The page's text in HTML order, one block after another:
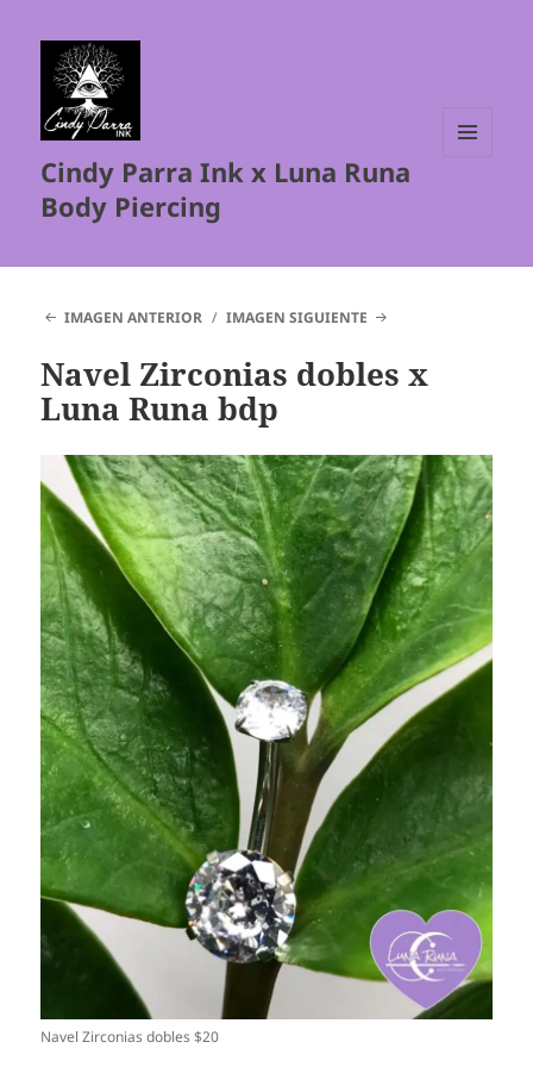
Cindy Parra Ink x Luna Runa
Body Piercing
IMAGEN ANTERIOR IMAGEN SIGUIENTE
Navel Zirconias dobles x
Luna Runa bdp
Navel Zirconias dobles $20